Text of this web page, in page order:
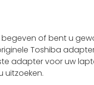
of bent u
Toshiba
adapter voor uw
uitzoeken.